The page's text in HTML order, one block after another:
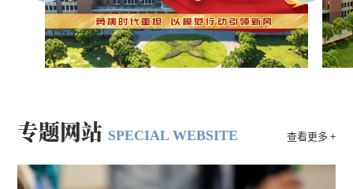
专题网站 SPECIAL WEBSITE 查看更多 +